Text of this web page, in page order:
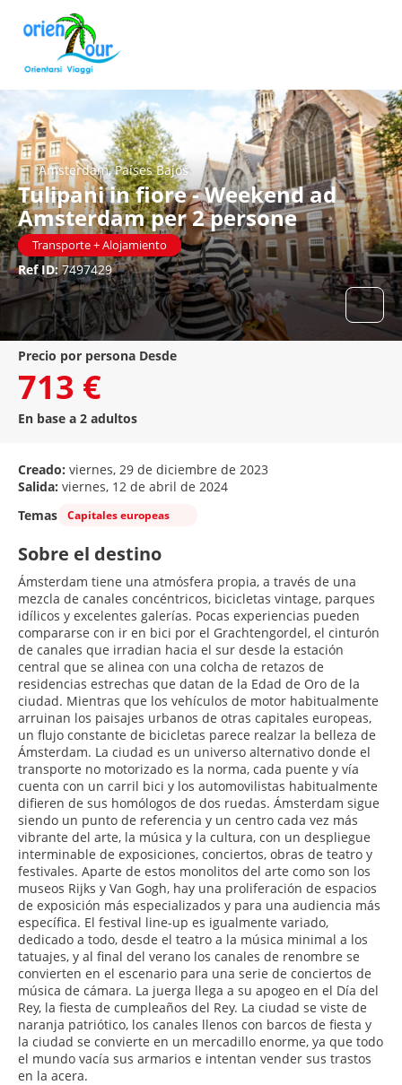
Amsterdam, Países Bajos
Tulipani in fiore - Weekend ad
Amsterdam per 2 persone
Transporte + Alojamiento
Ref ID:7497429
precio por persona Desde
713 €
En base a 2 adultos
Creado: viernes, 29 de diciembre de 2023
Salida: viernes, 12 de abril de 2024
Temas
Capitales europeas
Sobre el destino
Ámsterdam tiene una atmósfera propia, a través de una
mezcla de canales concéntricos, bicicletas vintage, parques
idílicos y excelentes galerías. Pocas experiencias pueden
compararse con ir en bici por el Grachtengordel, el cinturón
de canales que irradian hacia el sur desde la estación
central que se alinea con una colcha de retazos de
residencias estrechas que datan de la Edad de Oro de la
ciudad. Mientras que los vehículos de motor habitualmente
arruinan los paisajes urbanos de otras capitales europeas,
un flujo constante de bicicletas parece realzar la belleza de
Ámsterdam. La ciudad es un universo alternativo donde el
transporte no motorizado es la norma, cada puente y vía
cuenta con un carril bici y los automovilistas habitualmente
difieren de sus homólogos de dos ruedas. Ámsterdam sigue
siendo un punto de referencia y un centro cada vez más
vibrante del arte, la música y la cultura, con un despliegue
interminable de exposiciones, conciertos, obras de teatro y
festivales. Aparte de estos monolitos del arte como son los
museos Rijks y Van Gogh, hay una proliferación de espacios
de exposición más especializados y para una audiencia más
específica. El festival line-up es igualmente variado,
dedicado a todo, desde el teatro a la música minimal a los
tatuajes, y al final del verano los canales de renombre se
convierten en el escenario para una serie de conciertos de
música de cámara. La juerga llega a su apogeo en el Día del
Rey, la fiesta de cumpleaños del Rey. La ciudad se viste de
naranja patriótico, los canales llenos con barcos de fiesta y
la ciudad se convierte en un mercadillo enorme, ya que todo
el mundo vacía sus armarios e intentan vender sus trastos
en la acera.